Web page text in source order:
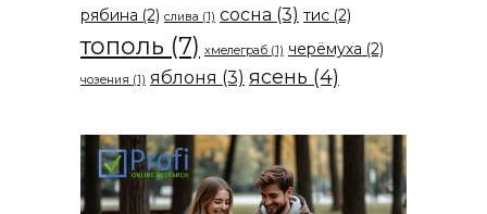
рябина (2) слива (1) сосна (3) тис (2)
тополь (7) хмелеграб (1) черёмуха (2)
чозения (1) яблоня (3) ясень (4)